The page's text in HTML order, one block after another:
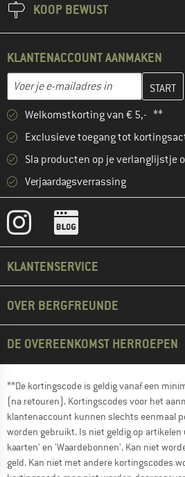
KOOP BEWUST
KLANTENACCOUNT AANMAKEN
E-mailadres
Vul je e-mailadres hier in en maak in
Welkomstkorting van € 5,- **
Exclusieve toegang tot
Sla producten op je verlanglijstje
Verjaardagsverrassing
KLANTENSERVICE
OVER BERGFREUNDE
DE OVEREENKOMST HERROEPEN
**De kortingscode is geldig vanaf een
(na retouren). Kortingscodes voor het
klantenaccount kunnen slechts eenmaal
worden gebruikt. Is niet geldig op
kaarten' en 'Waardebonnen'. Kan niet
geld. Kan niet met andere kortingscodes